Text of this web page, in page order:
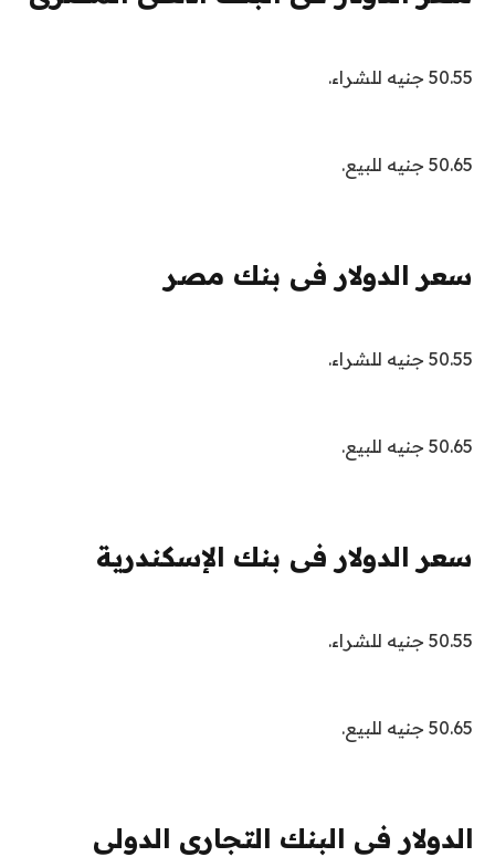
50.55 جنيه للشراء.
50.65 جنيه للبيع.
سعر الدولار فى بنك مصر
50.55 جنيه للشراء.
50.65 جنيه للبيع.
سعر الدولار فى بنك الإسكندرية
50.55 جنيه للشراء.
50.65 جنيه للبيع.
الدولار فى البنك التجارى الدولى